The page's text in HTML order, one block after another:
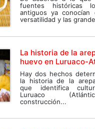
fuentes históricas
antiguos ya conocían
versatilidad y las
La historia de la
huevo en Luruaco-
Hay dos hechos
la historia de la
que identifica
Luruaco
construcción...